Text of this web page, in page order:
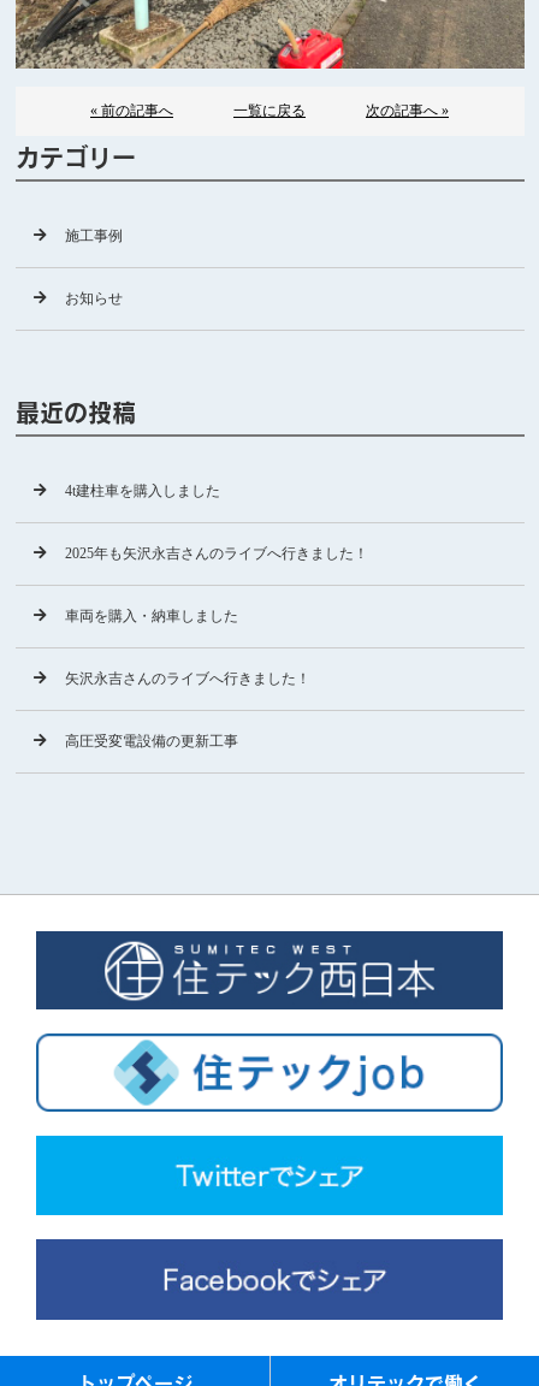
« 前の記事へ 一覧に戻る 次の記事へ »
カテゴリー
施工事例
お知らせ
最近の投稿
4t建柱車を購入しました
2025年も矢沢永吉さんのライブへ行きました！
車両を購入・納車しました
矢沢永吉さんのライブへ行きました！
高圧受変電設備の更新工事